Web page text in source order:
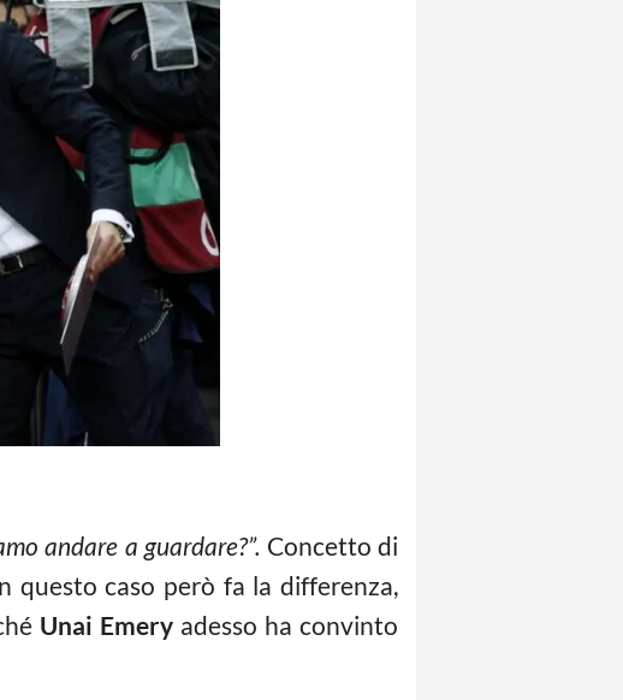
andare a guardare?”. Concetto di
questo caso però fa la differenza,
Unai Emeryadesso ha convinto